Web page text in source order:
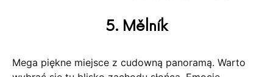
5. Mělník
Mega piękne miejsce z cudowną panoramą. Warto